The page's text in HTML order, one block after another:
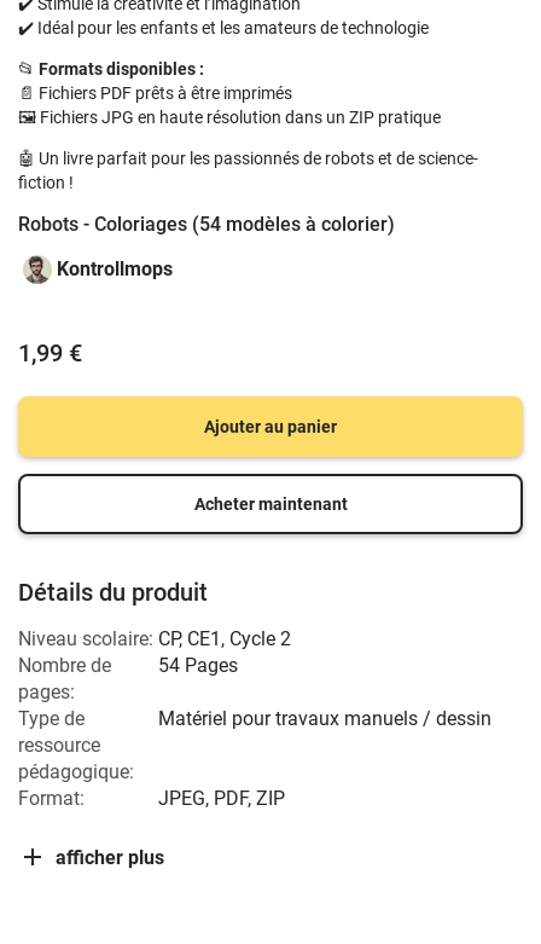
✔️ Idéal pour les enfants et les amateurs de technologie
📂 Formats disponibles :
📄 Fichiers PDF prêts à être imprimés
🖼️ Fichiers JPG en haute résolution dans un ZIP pratique
🤖 Un livre parfait pour les passionnés de robots et de science-
fiction !
Robots - Coloriages (54 modèles à colorier)
Kontrollmops
1,99 €
Ajouter au panier
Acheter maintenant
Détails du produit
Niveau scolaire: CP, CE1 , Cycle 2
Nombre de
pages:
54 Pages
Type de
ressource
pédagogique:
Matériel pour travaux manuels / dessin
Format: JPEG, PDF, ZIP
afficher plus